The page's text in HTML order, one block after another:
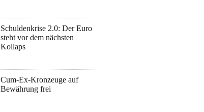
Schuldenkrise 2.0: Der Euro
steht vor dem nächsten
Kollaps
Cum-Ex-Kronzeuge auf
Bewährung frei